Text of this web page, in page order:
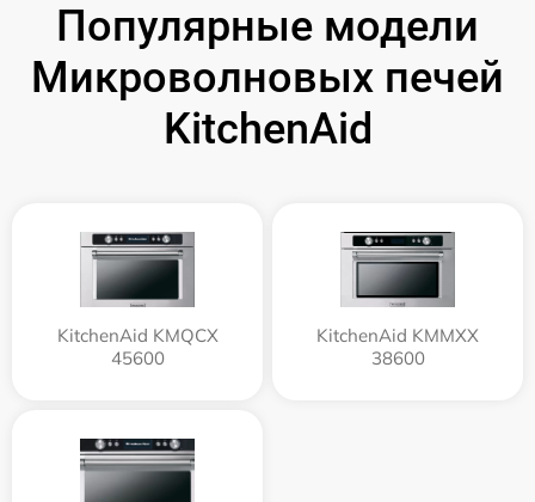
Популярные модели
Микроволновых печей
KitchenAid
KitchenAid KMQCX
45600
KitchenAid KMMXX
38600